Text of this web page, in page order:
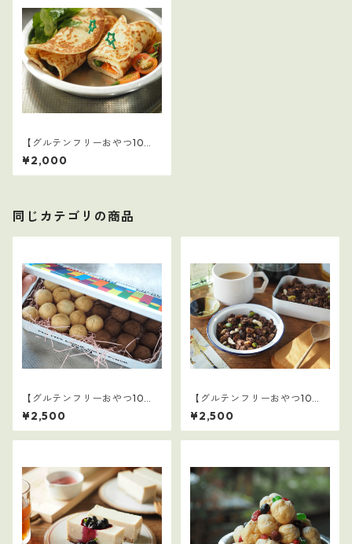
【グルテンフリーおやつ10
選】4
¥2,000
同じカテゴリの商品
【グルテンフリーおやつ10
選】バレンタインセット
¥2,500
【グルテンフリーおやつ10
選】6
¥2,500